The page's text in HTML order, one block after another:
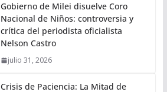
Gobierno de Milei disuelve Coro
Nacional de Niños: controversia y
crítica del periodista oficialista
Nelson Castro
julio 31, 2026
Crisis de Paciencia: La Mitad de